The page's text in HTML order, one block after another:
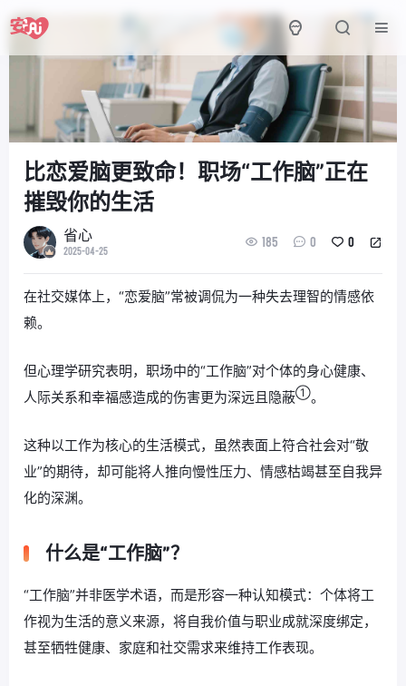
比恋爱脑更致命！职场“工作脑”正在
摧毁你的生活
省心
2025-04-25
185 0 0
在社交媒体上，“恋爱脑”常被调侃为一种失去理智的情感依
赖。
但心理学研究表明，职场中的“工作脑”对个体的身心健康、
人际关系和幸福感造成的伤害更为深远且隐蔽①。
这种以工作为核心的生活模式，虽然表面上符合社会对“敬
业”的期待，却可能将人推向慢性压力、情感枯竭甚至自我异
化的深渊。
什么是“工作脑”？
“工作脑”并非医学术语，而是形容一种认知模式：个体将工
作视为生活的意义来源，将自我价值与职业成就深度绑定，
甚至牺牲健康、家庭和社交需求来维持工作表现。